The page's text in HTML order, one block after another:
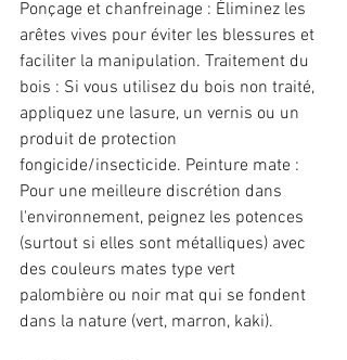
Ponçage et chanfreinage : Éliminez les
arêtes vives pour éviter les blessures et
faciliter la manipulation. Traitement du
bois : Si vous utilisez du bois non traité,
appliquez une lasure, un vernis ou un
produit de protection
fongicide/insecticide. Peinture mate :
Pour une meilleure discrétion dans
l'environnement, peignez les potences
(surtout si elles sont métalliques) avec
des couleurs mates type vert
palombière ou noir mat qui se fondent
dans la nature (vert, marron, kaki).